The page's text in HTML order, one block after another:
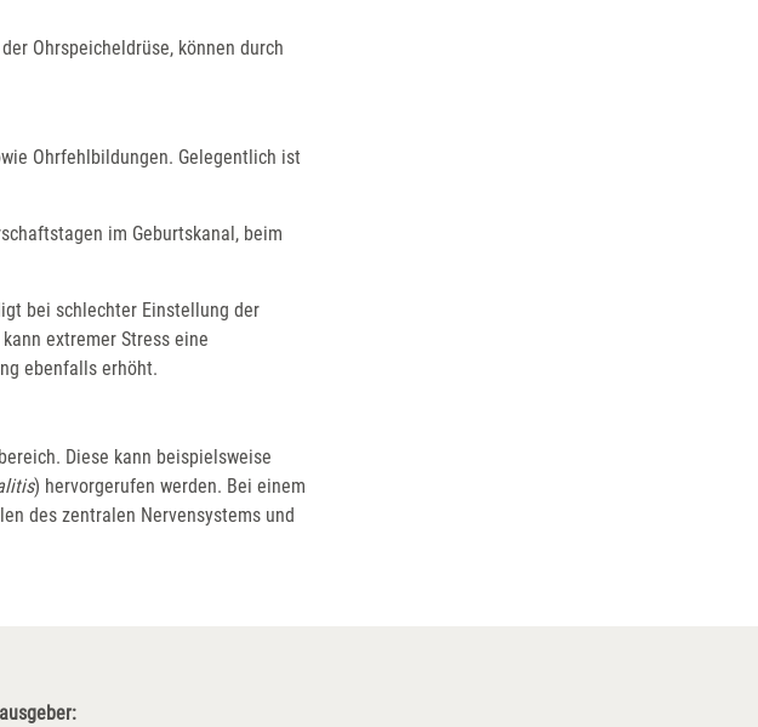
Ohrspeicheldrüse, können durch
Ohrfehlbildungen. Gelegentlich ist
im Geburtskanal, beim
bei schlechter Einstellung der
extremer Stress eine
ebenfalls erhöht.
Diese kann beispielsweise
) hervorgerufen werden. Bei einem
des zentralen Nervensystems und